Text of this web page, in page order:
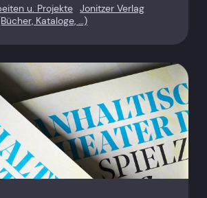
u. Projekte Jonitzer Verlag
Kataloge, …)